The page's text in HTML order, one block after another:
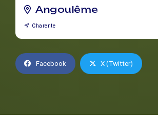
Angoulême
Charente
Facebook X (Twitter)